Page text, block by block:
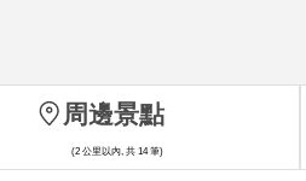
周邊景點
(2 公里以內, 共 14 筆)